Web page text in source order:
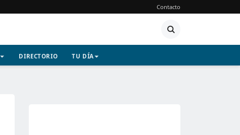
Contacto
DIRECTORIO TU DÍA